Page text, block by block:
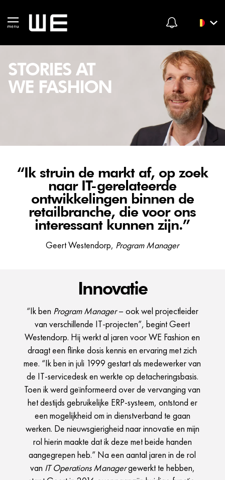
STORIES AT
WE FASHION
“Ik struin de markt af, op zoek
naar IT-gerelateerde
ontwikkelingen binnen de
retailbranche, die voor ons
interessant kunnen zijn.”
Geert Westendorp, Program Manager
Innovatie
“Ik ben Program Manager– ook wel projectleider
van verschillende IT-projecten”, begint Geert
Westendorp. Hij werkt al jaren voor WE Fashion en
draagt een flinke dosis kennis en ervaring met zich
mee. “Ik ben in juli 1999 gestart als medewerker van
de IT-servicedesk en werkte op detacheringsbasis.
Toen ik werd geïnformeerd over de vervanging van
het destijds gebruikelijke ERP-systeem, ontstond er
een mogelijkheid om in dienstverband te gaan
werken. De nieuwsgierigheid naar innovatie en mijn
rol hierin maakte dat ik deze met beide handen
aangegrepen heb.” Na een aantal jaren in de rol
van IT Operations Managergewerkt te hebben,